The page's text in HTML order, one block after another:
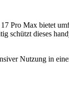
Max bietet
dieses
Nutzung in